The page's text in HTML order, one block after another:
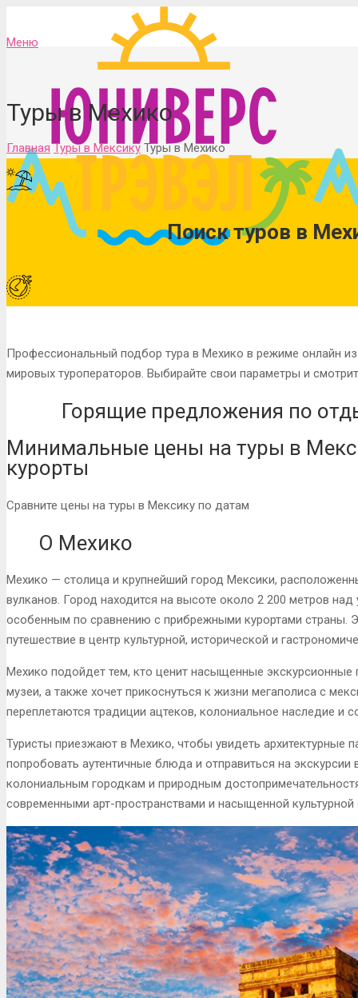
Меню
Туры в Мехико
Главная Туры в Мексику Туры в Мехико
Поиск туров в
Профессиональный подбор тура в Мехико в режиме онлайн
мировых туроператоров. Выбирайте свои параметры и
Горящие предложения по
Минимальные цены на туры в
курорты
Сравните цены на туры в Мексику по датам
О Мехико
Мехико — столица и крупнейший город Мексики,
вулканов. Город находится на высоте около 2 200 метров
особенным по сравнению с прибрежными курортами страны.
путешествие в центр культурной, исторической и
Мехико подойдет тем, кто ценит насыщенные
музеи, а также хочет прикоснуться к жизни мегаполиса с
переплетаются традиции ацтеков, колониальное наследие и
Туристы приезжают в Мехико, чтобы увидеть архитектурные
попробовать аутентичные блюда и отправиться на
колониальным городкам и природным
современными арт-пространствами и насыщенной культурной